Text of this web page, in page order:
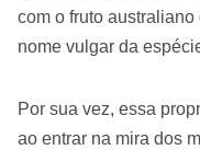
com o fruto australiano
nome vulgar da
Por sua vez, essa
ao entrar na mira dos